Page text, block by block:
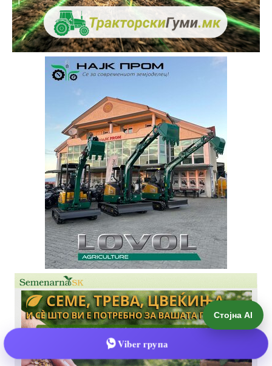
Стојна AI
Viber група